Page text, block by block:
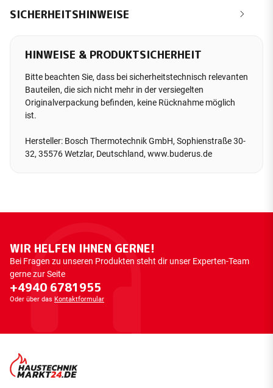
SICHERHEITSHINWEISE
HINWEISE & PRODUKTSICHERHEIT
Bitte beachten Sie, dass bei sicherheitstechnisch relevanten
Bauteilen, die sich nicht mehr in der versiegelten
Originalverpackung befinden, keine Rücknahme möglich
ist.
Hersteller: Bosch Thermotechnik GmbH, Sophienstraße 30-
32, 35576 Wetzlar, Deutschland, www.buderus.de
WIR HELFEN IHNEN GERNE!
Bei Fragen zu unseren Produkten steht dir unser Experten-Team
gerne zur Seite
+4940 6781955
Oder über das Kontaktformular